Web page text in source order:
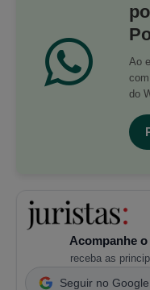
Ao
do
Acompanhe
receba as
Seguir no Google